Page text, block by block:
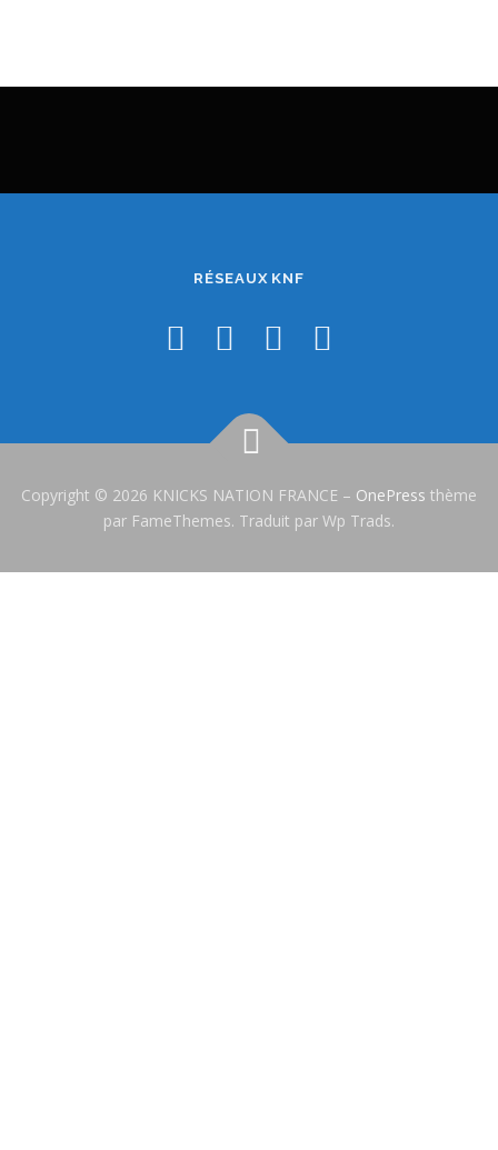
RÉSEAUX KNF
Copyright © 2026 KNICKS NATION FRANCE – OnePress thème
par FameThemes. Traduit par Wp Trads.